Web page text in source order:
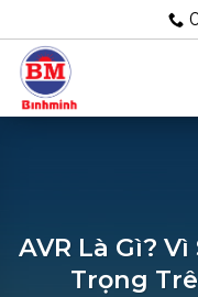
qua
nội
dung
AVR Là Gì?
Trọng